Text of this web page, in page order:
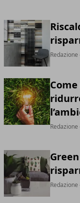
Redazione
Redazione
Redazione